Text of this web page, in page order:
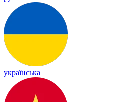
українська